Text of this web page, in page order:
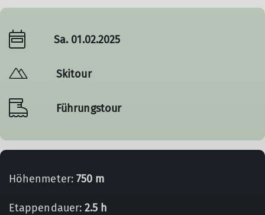
Sa. 01.02.2025
Skitour
Führungstour
Höhenmeter: 750 m
Etappendauer:2.5 h